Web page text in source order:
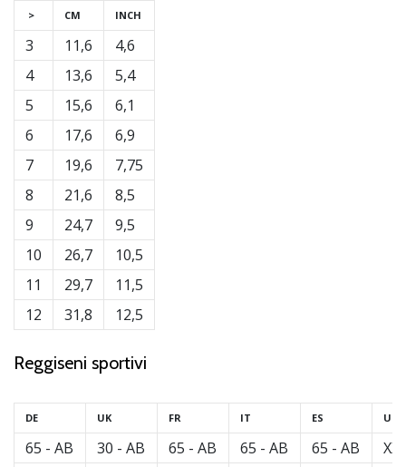
>
3
4
5
6
7
8
9
10
11
12
CM
11,6
13,6
15,6
17,6
19,6
21,6
24,7
26,7
29,7
31,8
INCH
4,6
5,4
6,1
6,9
7,75
8,5
9,5
10,5
11,5
12,5
Reggiseni sportivi
DE
65 - AB
UK
30 - AB
FR
65 - AB
IT
65 - AB
ES
65 - AB
US